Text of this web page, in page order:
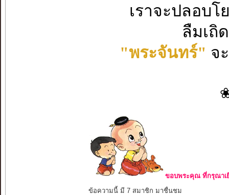
เราจะปลอบ
ลืมเถิ
"พระจันทร์" จ
ขอบพระคุณ ที่กรุณาเ
ข้อความนี้ มี 7 สมาชิก มาชื่นชม